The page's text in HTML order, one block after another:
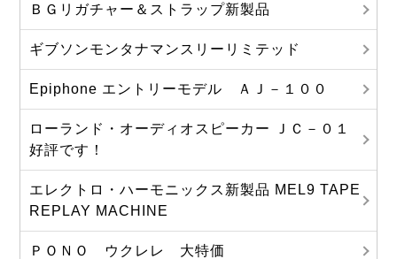
ＢＧリガチャー＆ストラップ新製品
ギブソンモンタナマンスリーリミテッド
Epiphone エントリーモデル ＡＪ－１００
ローランド・オーディオスピーカー ＪＣ－０１
好評です！
エレクトロ・ハーモニックス新製品 MEL9 TAPE
REPLAY MACHINE
ＰＯＮＯ ウクレレ 大特価